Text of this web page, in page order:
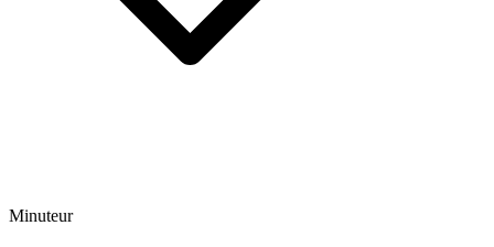
Minuteur